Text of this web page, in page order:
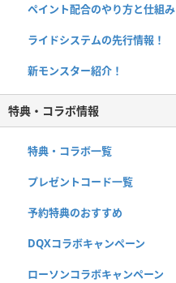
ペイント配合のやり方と仕組み
ライドシステムの先行情報！
新モンスター紹介！
特典・コラボ情報
特典・コラボ一覧
プレゼントコード一覧
予約特典のおすすめ
DQXコラボキャンペーン
ローソンコラボキャンペーン